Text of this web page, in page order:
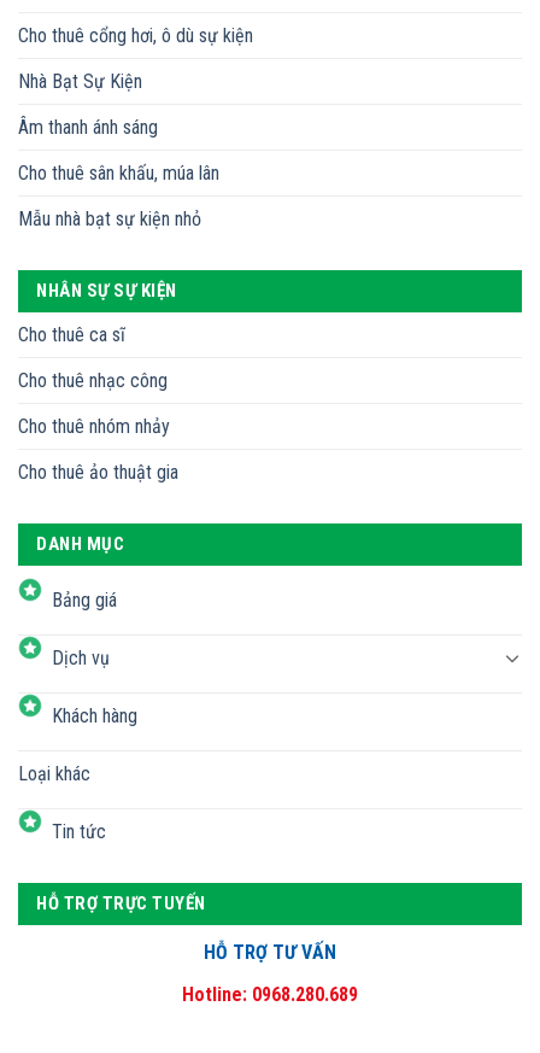
Cho thuê cổng hơi, ô dù sự kiện
Nhà Bạt Sự Kiện
Âm thanh ánh sáng
Cho thuê sân khấu, múa lân
Mẫu nhà bạt sự kiện nhỏ
NHÂN SỰ SỰ KIỆN
Cho thuê ca sĩ
Cho thuê nhạc công
Cho thuê nhóm nhảy
Cho thuê ảo thuật gia
DANH MỤC
Bảng giá
Dịch vụ
Khách hàng
Loại khác
Tin tức
HỖ TRỢ TRỰC TUYẾN
HỖ TRỢ TƯ VẤN
Hotline: 0968.280.689